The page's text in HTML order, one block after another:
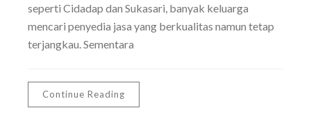
seperti Cidadap dan Sukasari, banyak keluarga
mencari penyedia jasa yang berkualitas namun tetap
terjangkau. Sementara
Continue Reading